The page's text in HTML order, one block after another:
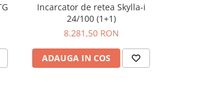
Incarcator de retea Skylla-i
24/100 (1+1)
8.281,50 RON
ADAUGA IN COS